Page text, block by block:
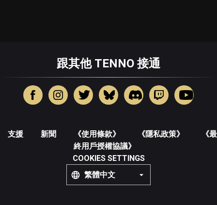
跟其他 TENNO 接通
支援 新聞 《使用條款》 《隱私政策》
《最
終用戶授權協議》
COOKIES SETTINGS
繁體中文